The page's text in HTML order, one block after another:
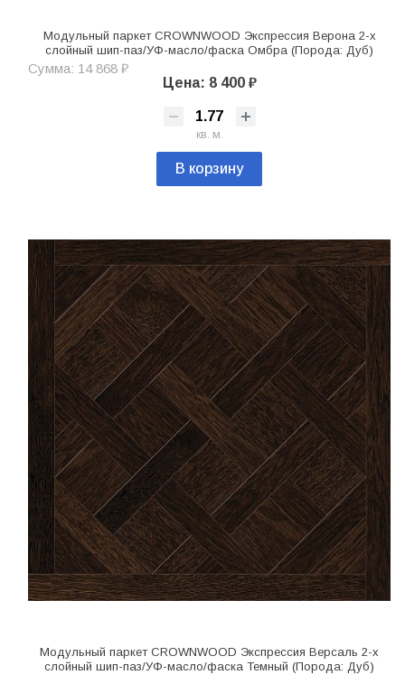
Модульный паркет CROWNWOOD Экспрессия Верона 2-х
слойный шип-паз/УФ-масло/фаска Омбра (Порода: Дуб)
Сумма: 14 868 ₽
Цена: 8 400 ₽
кв. м.
В корзину
Модульный паркет CROWNWOOD Экспрессия Версаль 2-х
слойный шип-паз/УФ-масло/фаска Темный (Порода: Дуб)